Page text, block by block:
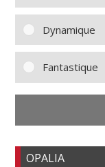
Dynamique
Fantastique
OPALIA